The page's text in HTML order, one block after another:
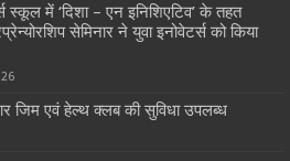
स्कूल में ‘दिशा – एन इनिशिएटिव’ के तहत
सेमिनार ने युवा इनोवेटर्स को किया
जिम एवं हेल्थ क्लब की सुविधा उपलब्ध